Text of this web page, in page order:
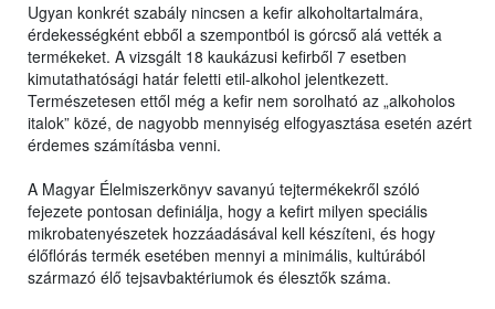
Ugyan konkrét szabály nincsen a kefir alkoholtartalmára,
érdekességként ebből a szempontból is górcső alá vették a
termékeket. A vizsgált 18 kaukázusi kefirből 7 esetben
kimutathatósági határ feletti etil-alkohol jelentkezett.
Természetesen ettől még a kefir nem sorolható az „alkoholos
italok” közé, de nagyobb mennyiség elfogyasztása esetén azért
érdemes számításba venni.
A Magyar Élelmiszerkönyv savanyú tejtermékekről szóló
fejezete pontosan definiálja, hogy a kefirt milyen speciális
mikrobatenyészetek hozzáadásával kell készíteni, és hogy
élőflórás termék esetében mennyi a minimális, kultúrából
származó élő tejsavbaktériumok és élesztők száma.